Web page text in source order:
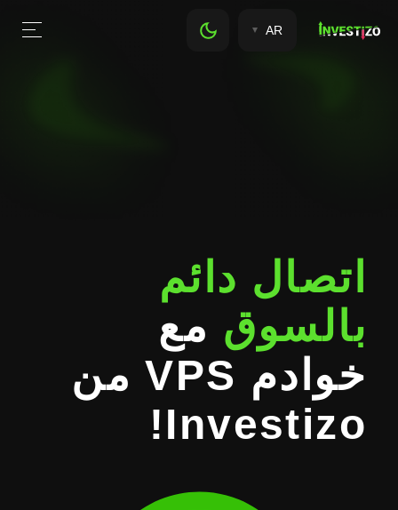
AR
اتصال دائم
بالسوق مع
خوادم VPS من
Investizo!